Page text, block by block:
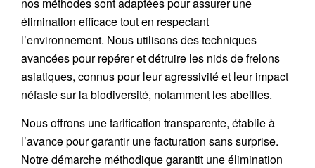
nos méthodes sont adaptées pour assurer une
élimination efficace tout en respectant
l’environnement. Nous utilisons des techniques
avancées pour repérer et détruire les nids defrelons
asiatiques, connus pour leur agressivité et leur impact
néfaste sur la biodiversité, notamment les abeilles.
Nous offrons unetarification transparente, établie à
l’avance pour garantir une facturation sans surprise.
Notre démarche méthodique garantit une élimination